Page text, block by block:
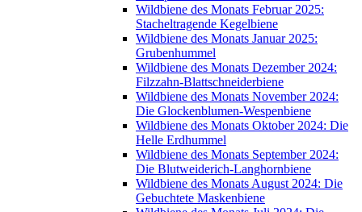
Wildbiene des Monats Februar 2025:
Stacheltragende Kegelbiene
Wildbiene des Monats Januar 2025:
Grubenhummel
Wildbiene des Monats Dezember 2024:
Filzzahn-Blattschneiderbiene
Wildbiene des Monats November 2024:
Die Glockenblumen-Wespenbiene
Wildbiene des Monats Oktober 2024: Die
Helle Erdhummel
Wildbiene des Monats September 2024:
Die Blutweiderich-Langhornbiene
Wildbiene des Monats August 2024: Die
Gebuchtete Maskenbiene